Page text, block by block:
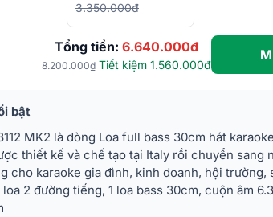
3.350.000đ
Tổng tiền: 6.640.000đ
8.200.000₫ Tiết kiệm 1.560.000đ
bật
MK2 là dòng Loa full bass 30cm hát
thiết kế và chế tạo tại Italy rồi chuyển sang
cho karaoke gia đình, kinh doanh, hội
loa 2 đường tiếng, 1 loa bass 30cm, cuộn âm